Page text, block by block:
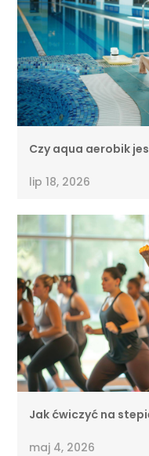
Czy aqua aerobik
lip 18, 2026
Jak ćwiczyć na
maj 4, 2026